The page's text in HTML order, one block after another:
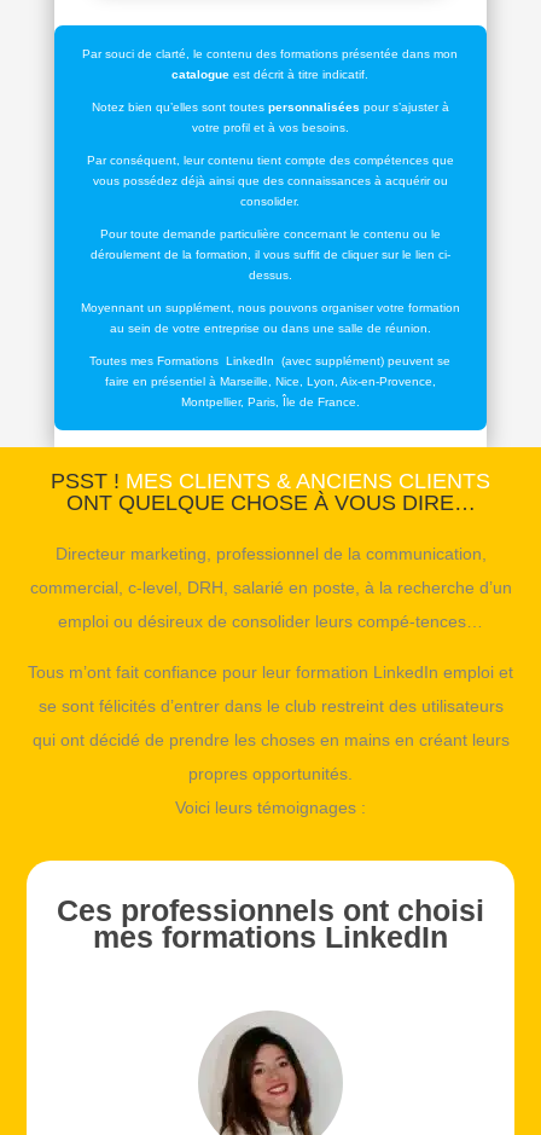
Par souci de clarté, le contenu des formations présentée dans mon
catalogue est décrit à titre indicatif.
Notez bien qu’elles sont toutes personnalisées pour s’ajuster à
votre profil et à vos besoins.
Par conséquent, leur contenu tient compte des compétences que
vous possédez déjà ainsi que des connaissances à acquérir ou
consolider.
Pour toute demande particulière concernant le contenu ou le
déroulement de la formation, il vous suffit de cliquer sur le lien ci-
dessus.
Moyennant un supplément, nous pouvons organiser votre formation
au sein de votre entreprise ou dans une salle de réunion.
Toutes mes Formations LinkedIn (avec supplément) peuvent se
faire en présentiel à Marseille, Nice, Lyon, Aix-en-Provence,
Montpellier, Paris, Île de France.
PSST ! MES CLIENTS & ANCIENS CLIENTS
ONT QUELQUE CHOSE À VOUS DIRE…
Directeur marketing, professionnel de la communication,
commercial, c-level, DRH, salarié en poste, à la recherche d’un
emploi ou désireux de consolider leurs compé-tences…
Tous m’ont fait confiance pour leur formation LinkedIn emploi et
se sont félicités d’entrer dans le club restreint des utilisateurs
qui ont décidé de prendre les choses en mains en créant leurs
propres opportunités.
Voici leurs témoignages :
Ces professionnels ont choisi
mes formations LinkedIn